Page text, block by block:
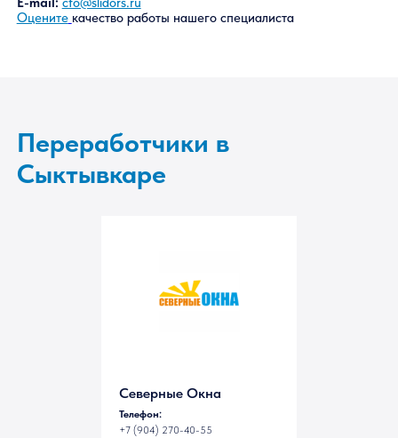
Контактное лицо:Максим
Телефон/факс:+7 (495) 720-66-33
Переработчики в
Северные Окна
Телефон:
+7 (904) 270-40-55